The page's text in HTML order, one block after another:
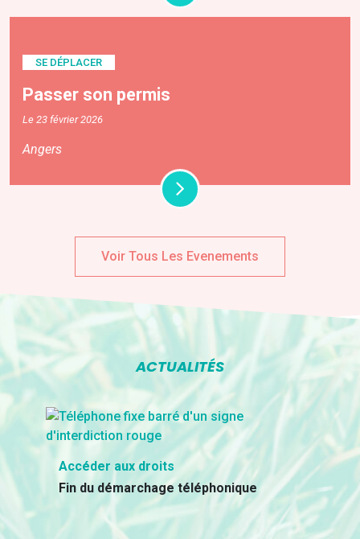
SE DÉPLACER
Passer son permis
Le 23 février 2026
Angers
Voir Tous Les Evenements
ACTUALITÉS
Accéder aux droits
Fin du démarchage téléphonique